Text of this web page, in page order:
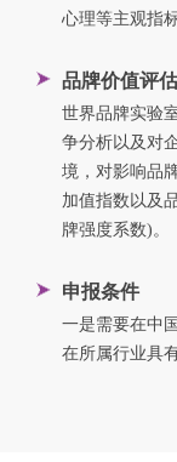
心理等主观指
品牌价值评
世界品牌实验
争分析以及对
境，对影响品
加值指数以及
牌强度系数)。
申报条件
一是需要在中
在所属行业具